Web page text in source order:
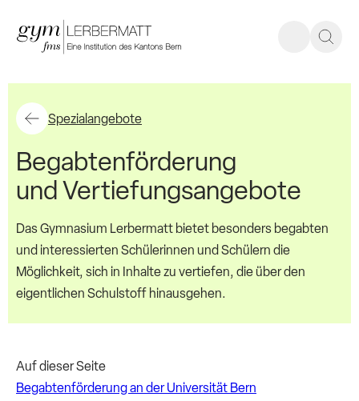
Spezialangebote
Begabtenförderung
und Vertiefungsangebote
Das Gymnasium Lerbermatt bietet besonders begabten
und interessierten Schülerinnen und Schülern die
Möglichkeit, sich in Inhalte zu vertiefen, die über den
eigentlichen Schulstoff hinausgehen.
Auf dieser Seite
Begabtenförderung an der Universität Bern